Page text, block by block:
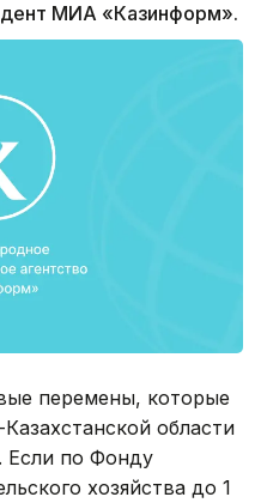
МИА «Казинформ».
перемены, которые
области
Если по Фонду
хозяйства до 1